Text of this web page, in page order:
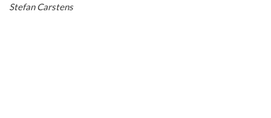
Stefan Carstens